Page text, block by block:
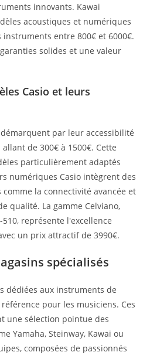
innovants. Kawai
acoustiques et numériques
entre 800€ et 6000€.
solides et une valeur
Casio et leurs
par leur accessibilité
de 300€ à 1500€. Cette
particulièrement adaptés
numériques Casio intègrent des
la connectivité avancée et
qualité. La gamme Celviano,
représente l'excellence
un prix attractif de 3990€.
spécialisés
dédiées aux instruments de
pour les musiciens. Ces
une sélection pointue des
Yamaha, Steinway, Kawai ou
composées de passionnés